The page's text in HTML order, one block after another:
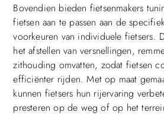
Bovendien bieden fietsenmakers
fietsen aan te passen aan de
voorkeuren van individuele fietsers.
het afstellen van versnellingen,
zithouding omvatten, zodat fietsen
efficiënter rijden. Met op maat
kunnen fietsers hun rijervaring
presteren op de weg of op het